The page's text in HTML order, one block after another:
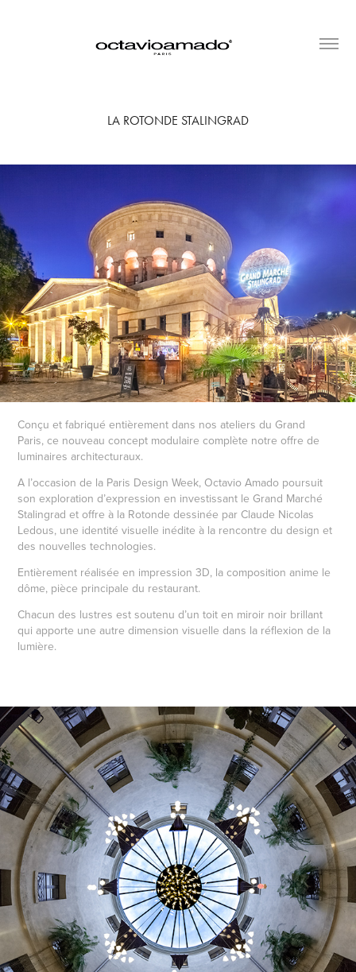
LA ROTONDE STALINGRAD
Conçu et fabriqué entièrement dans nos ateliers du Grand
Paris, ce nouveau concept modulaire complète notre offre de
luminaires architecturaux.
A l’occasion de la Paris Design Week, Octavio Amado poursuit
son exploration d’expression en investissant le Grand Marché
Stalingrad et offre à la Rotonde dessinée par Claude Nicolas
Ledous, une identité visuelle inédite à la rencontre du design et
des nouvelles technologies.
Entièrement réalisée en impression 3D, la composition anime le
dôme, pièce principale du restaurant.
Chacun des lustres est soutenu d’un toit en miroir noir brillant
qui apporte une autre dimension visuelle dans la réflexion de la
lumière.